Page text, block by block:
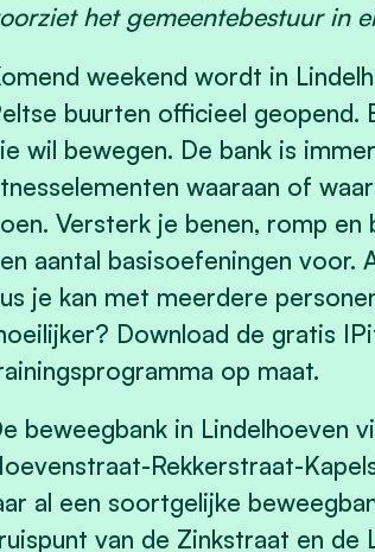
het gemeentebestuur in
weekend wordt in
buurten officieel geopend.
wil bewegen. De bank is
waaraan of
Versterk je benen, romp
aantal basisoefeningen voor.
je kan met meerdere
Download de gratis
op maat.
beweegbank in Lindelhoeven
Rekkerstraat-
al een soortgelijke
van de Zinkstraat en de